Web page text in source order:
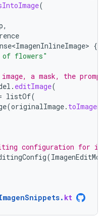
(
,
{
of flowers"
a mask, the
. editImage(
listOf(
(originalImage.
configuration for
(
. kt